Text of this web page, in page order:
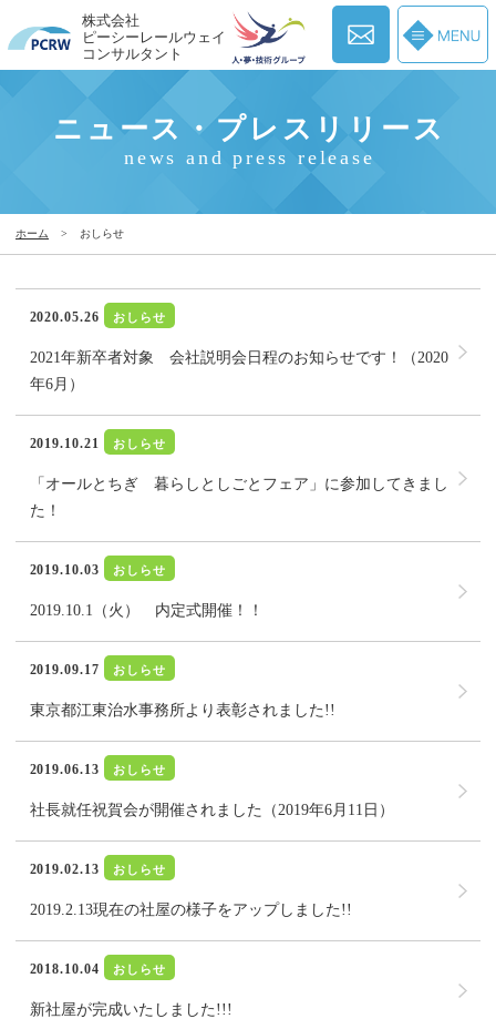
株式会社
ピーシーレールウェイ
コンサルタント
ニュース・プレスリリース
news and press release
ホーム > おしらせ
2020.05.26 おしらせ
2021年新卒者対象 会社説明会日程のお知らせです！（2020
年6月）
2019.10.21 おしらせ
「オールとちぎ 暮らしとしごとフェア」に参加してきまし
た！
2019.10.03 おしらせ
2019.10.1（火） 内定式開催！！
2019.09.17 おしらせ
東京都江東治水事務所より表彰されました!!
2019.06.13 おしらせ
社長就任祝賀会が開催されました（2019年6月11日）
2019.02.13 おしらせ
2019.2.13現在の社屋の様子をアップしました!!
2018.10.04 おしらせ
新社屋が完成いたしました!!!